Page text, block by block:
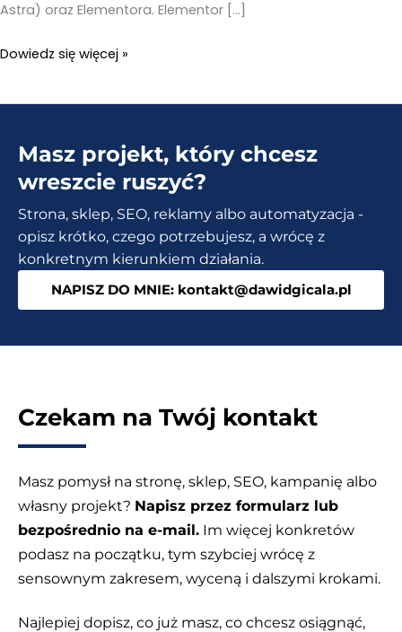
Astra) oraz Elementora. Elementor […]
50
wtyczek
WordPressa
Dowiedz się więcej »
Masz projekt, który chcesz
wreszcie ruszyć?
Strona, sklep, SEO, reklamy albo automatyzacja -
opisz krótko, czego potrzebujesz, a wrócę z
konkretnym kierunkiem działania.
NAPISZ DO MNIE: kontakt@dawidgicala.pl
Czekam na Twój kontakt
Masz pomysł na stronę, sklep, SEO, kampanię albo
własny projekt? Napisz przez formularz lub
bezpośrednio na e-mail. Im więcej konkretów
podasz na początku, tym szybciej wrócę z
sensownym zakresem, wyceną i dalszymi krokami.
Najlepiej dopisz, co już masz, co chcesz osiągnąć,